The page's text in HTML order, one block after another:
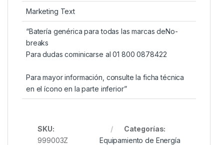
Marketing Text
“Batería genérica para todas las marcas deNo-
breaks
Para dudas cominicarse al 01 800 0878422
Para mayor información, consulte la ficha técnica
en el ícono en la parte inferior”
SKU:
999003Z
Categorías:
Equipamiento de Energía